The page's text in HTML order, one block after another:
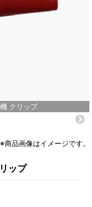
クリップ
※商品画像はイメージです。
ップ